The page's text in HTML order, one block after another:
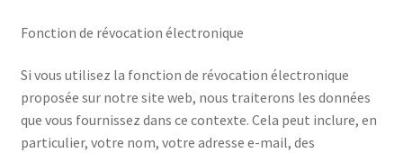
Fonction de révocation électronique
Si vous utilisez la fonction de révocation électronique
proposée sur notre site web, nous traiterons les données
que vous fournissez dans ce contexte. Cela peut inclure, en
particulier, votre nom, votre adresse e-mail, des